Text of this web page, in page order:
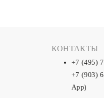
КОНТАКТЫ
+7 (495)
+7 (903)
App)